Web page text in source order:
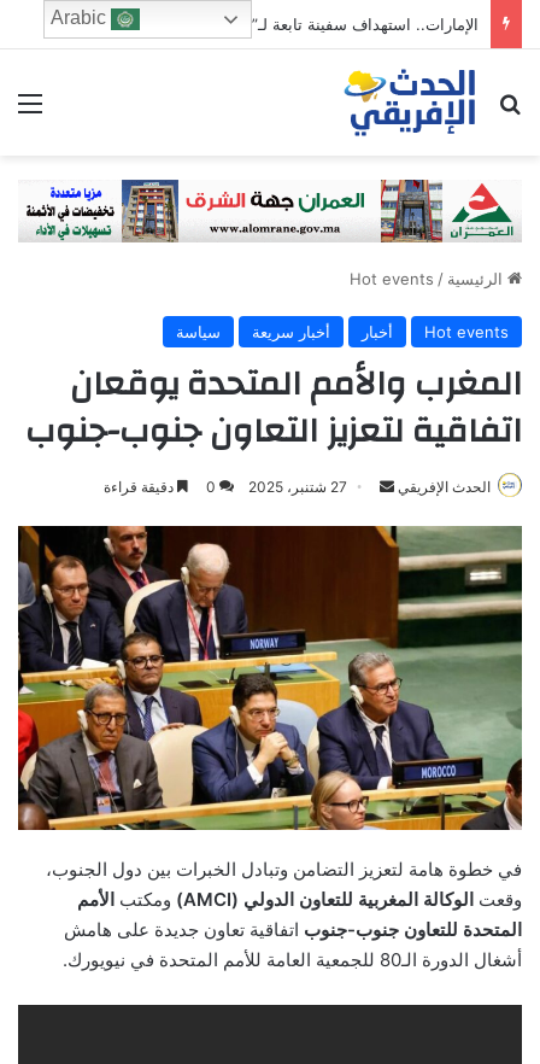
الإمارات.. استهداف سفينة تابعة لـ”ـأدنوك” بصاروخ أثناء عبورها مضيق هرمز
ابحث عن
الرئيسية /
Hot events
Hot events أخبار أخبار سريعة سياسة
المغرب والأمم المتحدة يوقعان
اتفاقية لتعزيز التعاون جنوب-جنوب
الحدث الإفريقي
Send 27 شتنبر، 2025 0 دقيقة قراءة
في خطوة هامة لتعزيز التضامن وتبادل الخبرات بين دول الجنوب،
وقعت الوكالة المغربية للتعاون الدولي (AMCI) ومكتب الأمم
المتحدة للتعاون جنوب-جنوب اتفاقية تعاون جديدة على هامش
أشغال الدورة الـ80 للجمعية العامة للأمم المتحدة في نيويورك.
Arabic